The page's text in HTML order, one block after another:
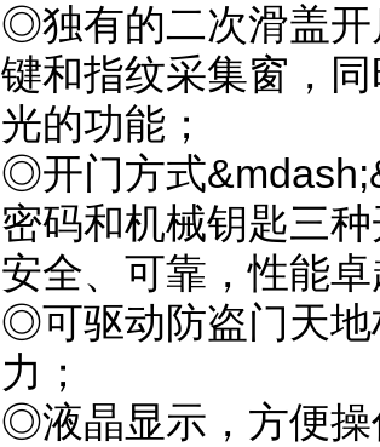
◎独有的二次滑盖开
键和指纹采集窗，
光的功能；
◎开门方式
密码和机械钥匙三
安全、可靠，性能
◎可驱动防盗门天地
力；
◎液晶显示，方便操